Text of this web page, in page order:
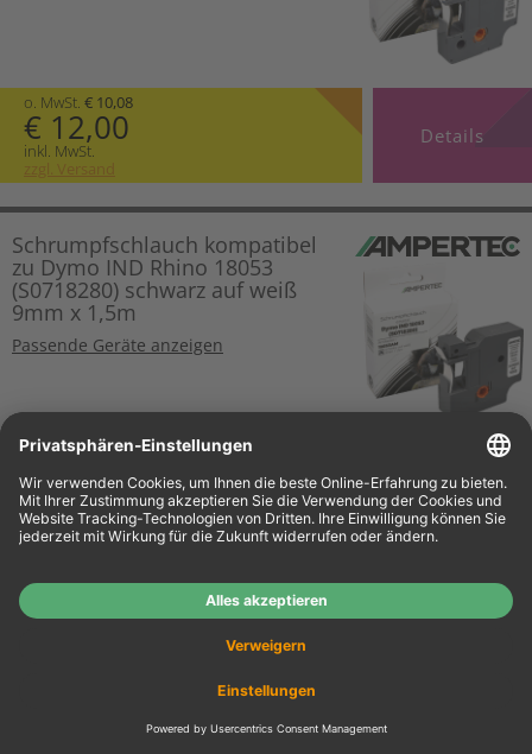
o. MwSt. € 10,08
€ 12,00
inkl. MwSt.
zzgl. Versand
Details
Schrumpfschlauch kompatibel
zu Dymo IND Rhino 18053
(S0718280) schwarz auf weiß
9mm x 1,5m
Passende Geräte anzeigen
o. MwSt.
€ 20,99
inkl. MwSt.
zzgl. Versand
Details
Dymo Label Band IND 18483
(S0718210) schwarz auf weiß
12mm x 5,5m Polyester
Passende Geräte anzeigen